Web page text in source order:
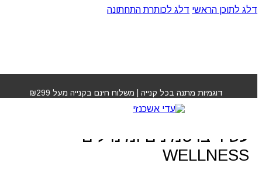
דלג לתוכן הראשי דלג לכותרת התחתונה
דוגמיות מתנה בכל קנייה | משלוח חינם בקנייה מעל ₪299ומינרלים WELLNESS
קרם גוף עשיר וייחודי
עשיר בויטמינים ומינרלים
WELLNESS